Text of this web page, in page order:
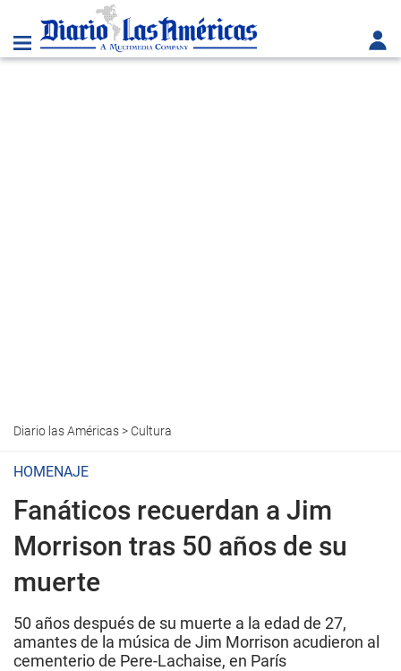
Diario las Américas> Cultura
HOMENAJE
Fanáticos recuerdan a Jim
Morrison tras 50 años de su
muerte
50 años después de su muerte a la edad de 27,
amantes de la música de Jim Morrison acudieron al
cementerio de Pere-Lachaise, en París